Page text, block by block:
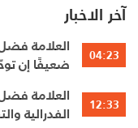
آخر الاخبار
04:23
العلامة
ضعيفًا إن
12:33
العلامة
الفدرالية